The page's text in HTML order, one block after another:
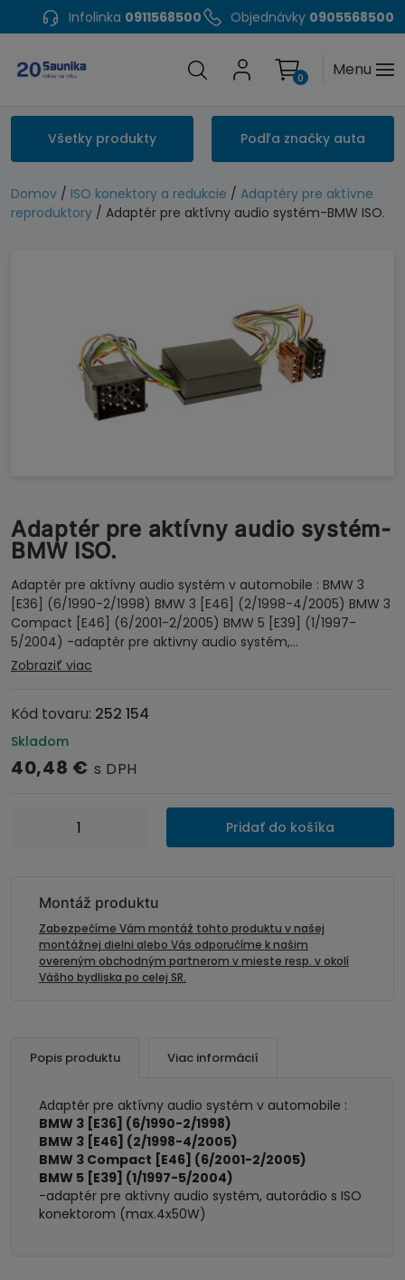
Infolinka 0911568500 Objednávky 0905568500
Menu
0
Všetky produkty Podľa značky auta
Domov / ISO konektory a redukcie / Adaptéry pre aktívne
reproduktory / Adaptér pre aktívny audio systém-BMW ISO.
Adaptér pre aktívny audio systém-
BMW ISO.
Adaptér pre aktívny audio systém v automobile : BMW 3
[E36] (6/1990-2/1998) BMW 3 [E46] (2/1998-4/2005) BMW 3
Compact [E46] (6/2001-2/2005) BMW 5 [E39] (1/1997-
5/2004) -adaptér pre aktivny audio systém,…
Zobraziť viac
Kód tovaru: 252 154
Skladom
40,48 € s DPH
množstvo
audio
systém-
BMW
Pridať do košíka
Montáž produktu
Zabezpečíme Vám montáž tohto produktu v našej
montážnej dielni alebo Vás odporučíme k našim
overeným obchodným partnerom v mieste resp. v okolí
Vášho bydliska po celej SR.
Popis produktu Viac informácií
Adaptér pre aktívny audio systém v automobile :
BMW 3 [E36] (6/1990-2/1998)
BMW 3 [E46] (2/1998-4/2005)
BMW 3 Compact [E46] (6/2001-2/2005)
BMW 5 [E39] (1/1997-5/2004)
-adaptér pre aktivny audio systém, autorádio s ISO
konektorom (max.4x50W)